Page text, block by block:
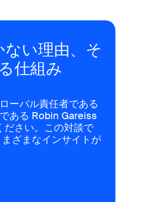
い理由、そ
仕組み
ーバル責任者である
ある Robin Gareiss
ださい。この対談で
ざまなインサイトが